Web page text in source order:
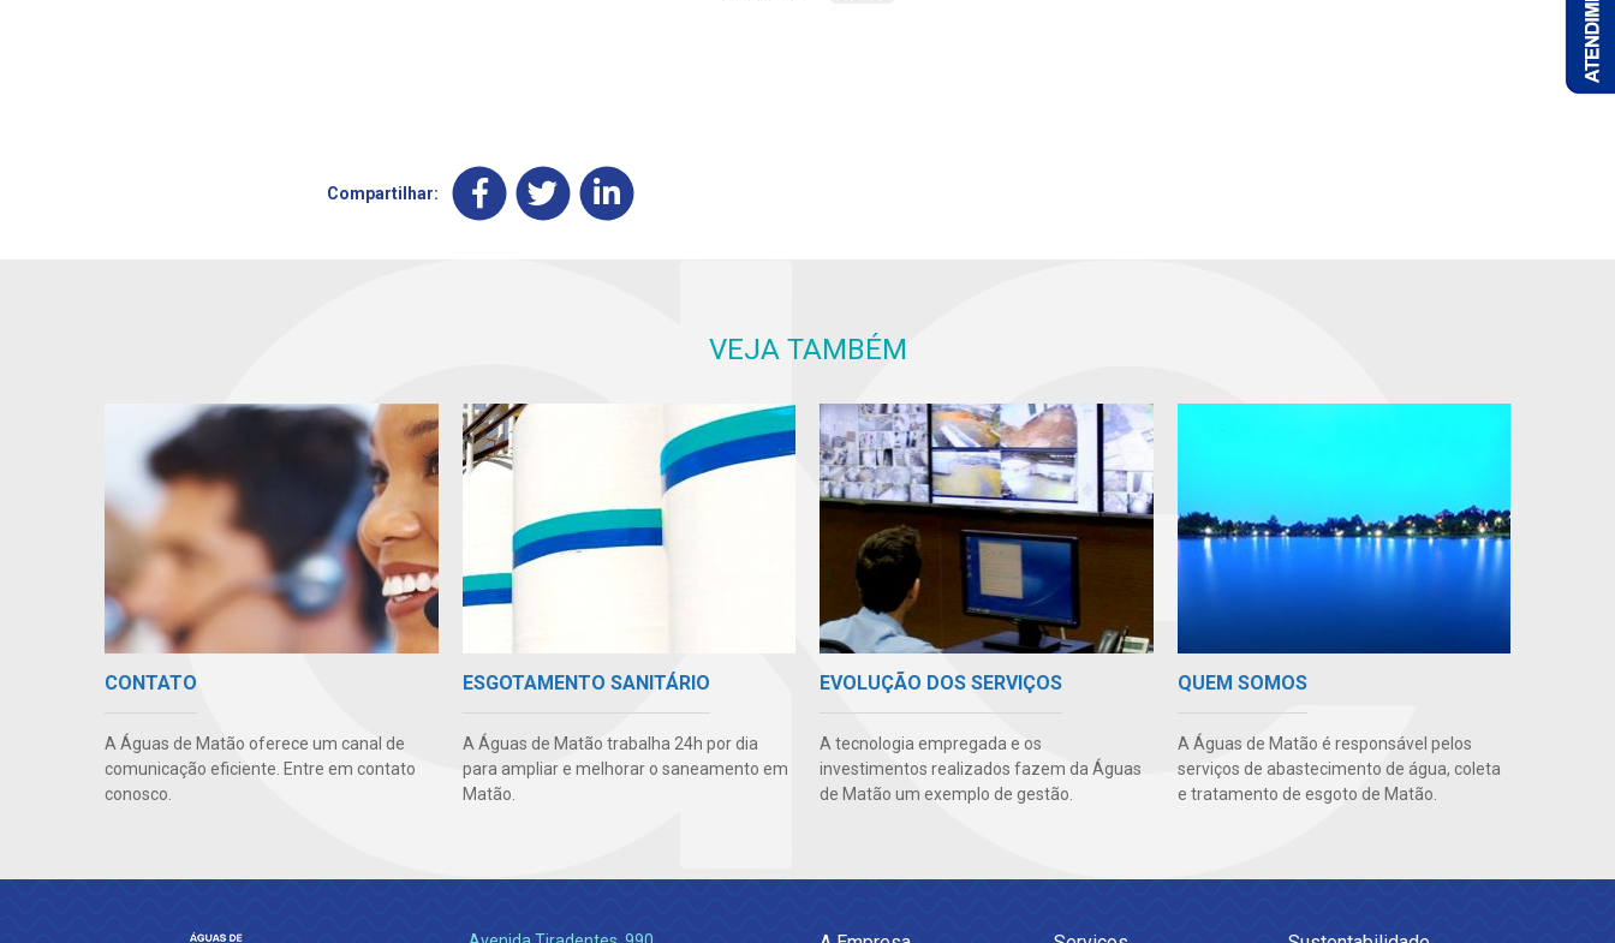
Compartilhar:
VEJA TAMBÉM
CONTATO
A Águas de Matão oferece um canal de
comunicação eficiente. Entre em contato
conosco.
ESGOTAMENTO SANITÁRIO
A Águas de Matão trabalha 24h por dia
para ampliar e melhorar o saneamento em
Matão.
EVOLUÇÃO DOS SERVIÇOS
A tecnologia empregada e os
investimentos realizados fazem da Águas
de Matão um exemplo de gestão.
QUEM SOMOS
A Águas de Matão é responsável pelos
serviços de abastecimento de água, coleta
e tratamento de esgoto de Matão.